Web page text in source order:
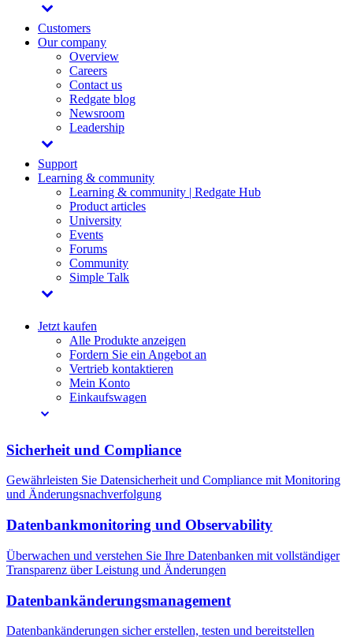
Customers
Our company
Overview
Careers
Contact us
Redgate blog
Newsroom
Leadership
Support
Learning & community
Learning & community | Redgate Hub
Product articles
University
Events
Forums
Community
Simple Talk
Jetzt kaufen
Alle Produkte anzeigen
Fordern Sie ein Angebot an
Vertrieb kontaktieren
Mein Konto
Einkaufswagen
Sicherheit und Compliance
Gewährleisten Sie Datensicherheit und Compliance mit Monitoring
und Änderungsnachverfolgung
Datenbankmonitoring und Observability
Überwachen und verstehen Sie Ihre Datenbanken mit vollständiger
Transparenz über Leistung und Änderungen
Datenbankänderungsmanagement
Datenbankänderungen sicher erstellen, testen und bereitstellen